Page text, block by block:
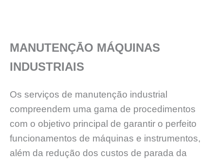
MANUTENÇĀO MÁQUINAS
INDUSTRIAIS
Os serviços de manutenção industrial
compreendem uma gama de procedimentos
com o objetivo principal de garantir o perfeito
funcionamentos de máquinas e instrumentos,
além da redução dos custos de parada da